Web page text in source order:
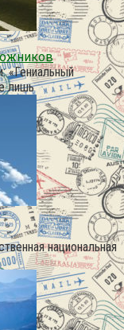
«Гениальный
лишь
национальная